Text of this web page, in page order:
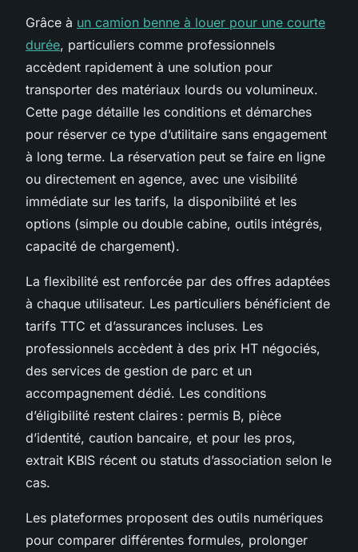
Grâce à un camion benne à louer pour une courte
durée, particuliers comme professionnels
accèdent rapidement à une solution pour
transporter des matériaux lourds ou volumineux.
Cette page détaille les conditions et démarches
pour réserver ce type d’utilitaire sans engagement
à long terme. La réservation peut se faire en ligne
ou directement en agence, avec une visibilité
immédiate sur les tarifs, la disponibilité et les
options (simple ou double cabine, outils intégrés,
capacité de chargement).
La flexibilité est renforcée par des offres adaptées
à chaque utilisateur. Les particuliers bénéficient de
tarifs TTC et d’assurances incluses. Les
professionnels accèdent à des prix HT négociés,
des services de gestion de parc et un
accompagnement dédié. Les conditions
d’éligibilité restent claires : permis B, pièce
d’identité, caution bancaire, et pour les pros,
extrait KBIS récent ou statuts d’association selon le
cas.
Les plateformes proposent des outils numériques
pour comparer différentes formules, prolonger